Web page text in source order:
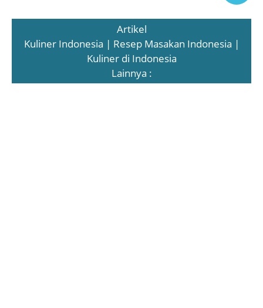
Artikel
Kuliner Indonesia | Resep Masakan Indonesia |
Kuliner di Indonesia
Lainnya :